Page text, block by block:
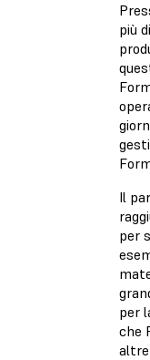
più
Il
per
per
che